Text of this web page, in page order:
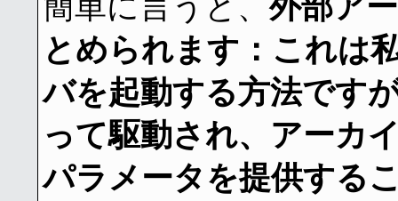
とめられます：これは
バを起動する方法です
って駆動され、アーカ
パラメータを提供する